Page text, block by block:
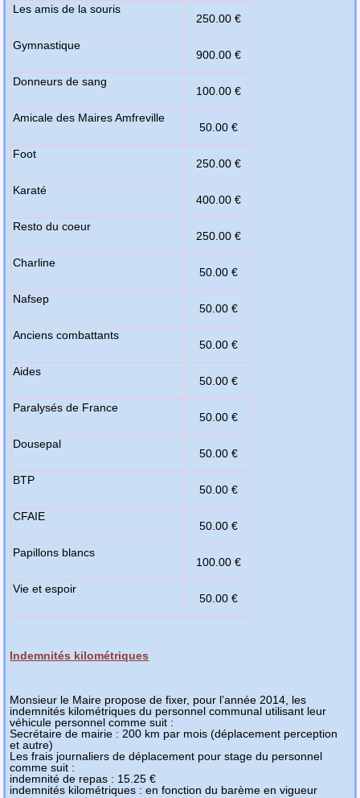
Les amis de la souris
250.00 €
Gymnastique
900.00 €
Donneurs de sang
100.00 €
Amicale des Maires Amfreville
50.00 €
Foot
250.00 €
Karaté
400.00 €
Resto du coeur
250.00 €
Charline
50.00 €
Nafsep
50.00 €
Anciens combattants
50.00 €
Aides
50.00 €
Paralysés de France
50.00 €
Dousepal
50.00 €
BTP
50.00 €
CFAIE
50.00 €
Papillons blancs
100.00 €
Vie et espoir
50.00 €
Indemnités kilométriques
Monsieur le Maire propose de fixer, pour l’année 2014, les
indemnités kilométriques du personnel communal utilisant leur
véhicule personnel comme suit :
Secrétaire de mairie : 200 km par mois (déplacement perception
et autre)
Les frais journaliers de déplacement pour stage du personnel
comme suit :
indemnité de repas : 15.25 €
indemnités kilométriques : en fonction du barème en vigueur